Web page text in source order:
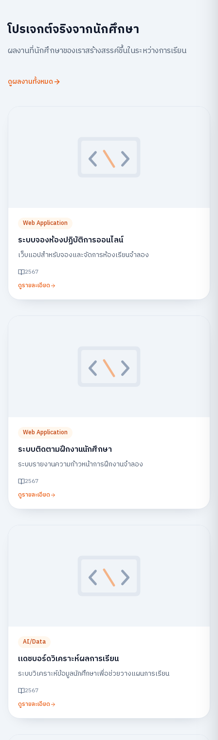
โปรเจกต์จริงจากนักศึกษา
ผลงานที่นักศึกษาของเราสร้างสรรค์ขึ้นในระหว่างการเรียน
ดูผลงานทั้งหมด
Web Application
ระบบจองห้องปฏิบัติการออนไลน์
เว็บแอปสำหรับจองและจัดการห้องเรียนจำลอง
2567
ดูรายละเอียด
Web Application
ระบบติดตามฝึกงานนักศึกษา
ระบบรายงานความก้าวหน้าการฝึกงานจำลอง
2567
ดูรายละเอียด
AI/Data
แดชบอร์ดวิเคราะห์ผลการเรียน
ระบบวิเคราะห์ข้อมูลนักศึกษาเพื่อช่วยวางแผนการเรียน
2567
ดูรายละเอียด